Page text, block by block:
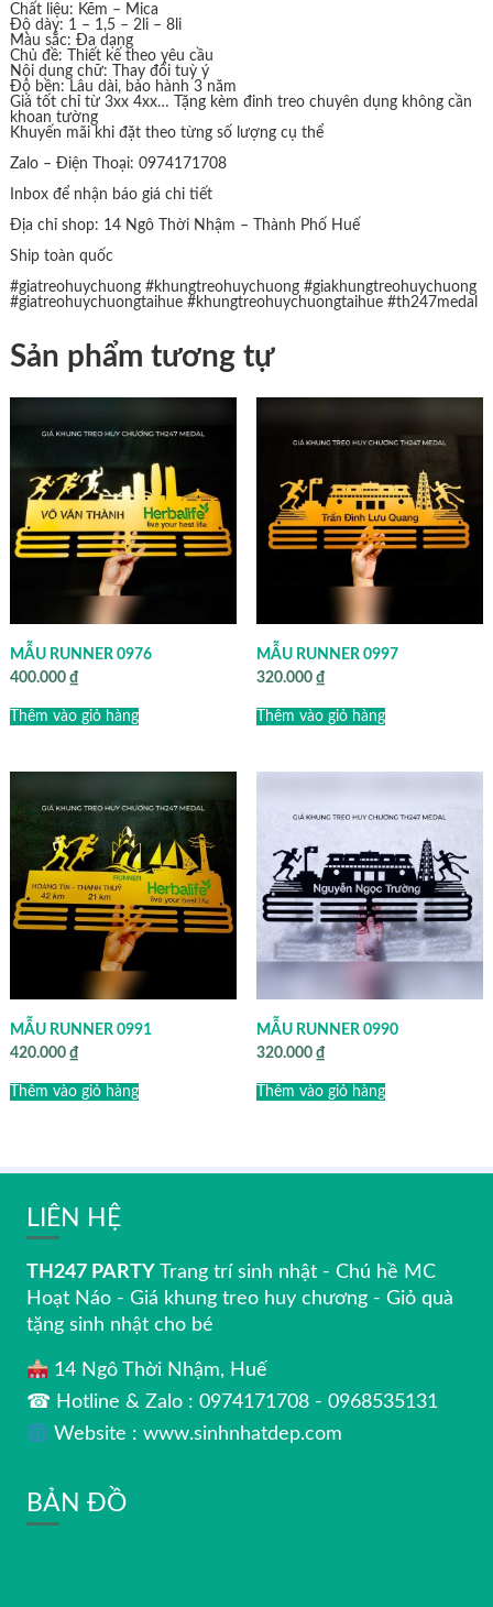
Chất liệu: Kẽm – Mica
Độ dày: 1 – 1,5 – 2li – 8li
Màu sắc: Đa dạng
Chủ đề: Thiết kế theo yêu cầu
Nội dung chữ: Thay đổi tuỳ ý
Độ bền: Lâu dài, bảo hành 3 năm
Giá tốt chỉ từ 3xx 4xx… Tặng kèm đinh treo chuyên dụng không cần
khoan tường
Khuyến mãi khi đặt theo từng số lượng cụ thể
Zalo – Điện Thoại: 0974171708
Inbox để nhận báo giá chi tiết
Địa chỉ shop: 14 Ngô Thời Nhậm – Thành Phố Huế
Ship toàn quốc
#giatreohuychuong #khungtreohuychuong #giakhungtreohuychuong
#giatreohuychuongtaihue #khungtreohuychuongtaihue #th247medal
Sản phẩm tương tự
MẪU RUNNER 0976
400.000 ₫
Thêm vào giỏ hàng
MẪU RUNNER 0997
320.000 ₫
Thêm vào giỏ hàng
MẪU RUNNER 0991
420.000 ₫
Thêm vào giỏ hàng
MẪU RUNNER 0990
320.000 ₫
Thêm vào giỏ hàng
LIÊN HỆ
TH247 PARTY Trang trí sinh nhật - Chú hề MC
Hoạt Náo - Giá khung treo huy chương - Giỏ quà
tặng sinh nhật cho bé
14 Ngô Thời Nhậm, Huế
☎ Hotline & Zalo : 0974171708 - 0968535131
Website : www.sinhnhatdep.com
BẢN ĐỒ